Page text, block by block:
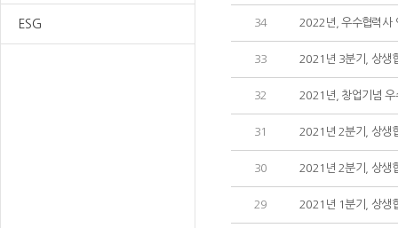
ESG 34 2022년, 우수협력사
33 2021년 3분기, 상생
32 2021년, 창업기념 우
31 2021년 2분기, 상생
30 2021년 2분기, 상생
29 2021년 1분기, 상생